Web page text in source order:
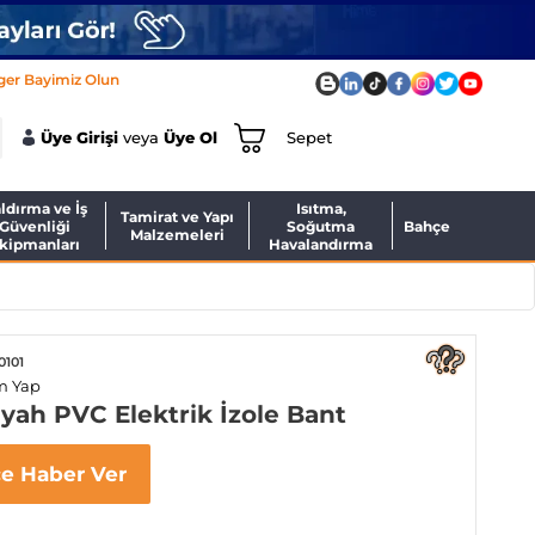
Bayimiz Olun
Üye Girişi veyaÜye Ol Sepet
ve İş
Tamirat ve Yapı
Malzemeleri
Isıtma,
Soğutma
Havalandırma
Bahçe
Yap
PVC Elektrik İzole Bant
Haber Ver